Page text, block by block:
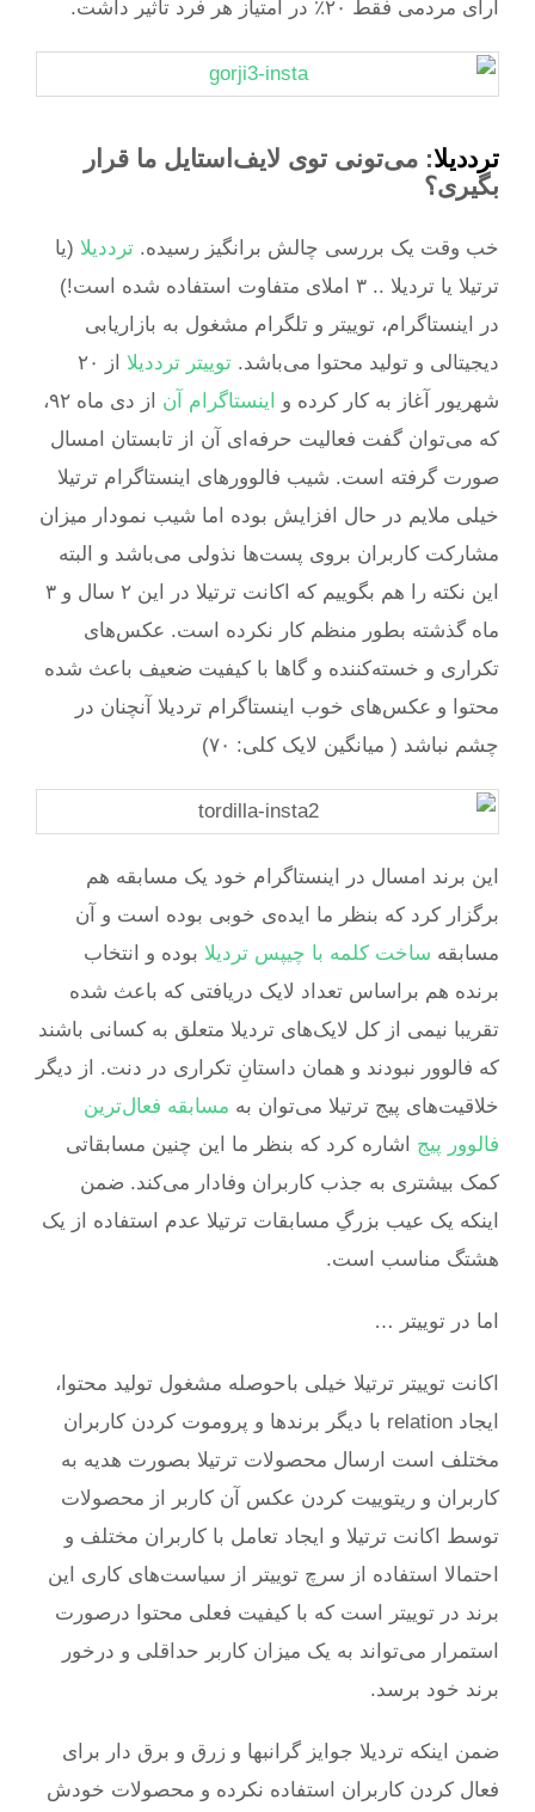
آرای مردمی فقط ۲۰٪ در امتیاز هر فرد تاثیر داشت.
ترددیلا: می‌تونی توی لایف‌استایل ما قرار
بگیری؟
خب وقت یک بررسی چالش برانگیز رسیده.ترددیلا(یا
ترتیلا یا تردیلا .. ۳ املای متفاوت استفاده شده است!)
در اینستاگرام، توییتر و تلگرام مشغول به بازاریابی
دیجیتالی و تولید محتوا می‌باشد.توییتر ترددیلا
از ۲۰
شهریور آغاز به کار کرده واینستاگرام آن
از دی ماه ۹۲،
که می‌توان گفت فعالیت حرفه‌ای آن از تابستان امسال
صورت گرفته است. شیب فالوورهای اینستاگرام ترتیلا
خیلی ملایم در حال افزایش بوده اما شیب نمودار میزان
مشارکت کاربران بروی پست‌ها نذولی می‌باشد و البته
این نکته را هم بگوییم که اکانت ترتیلا در این ۲ سال و ۳
ماه گذشته بطور منظم کار نکرده است. عکس‌های
تکراری و خسته‌کننده و گاها با کیفیت ضعیف باعث شده
محتوا و عکس‌های خوب اینستاگرام تردیلا آنچنان در
چشم نباشد ( میانگین لایک کلی: ۷۰)
این برند امسال در اینستاگرام خود یک مسابقه هم
برگزار کرد که بنظر ما ایده‌ی خوبی بوده است و آن
مسابقهساخت کلمه با چیپس تردیلابوده و انتخاب
برنده هم براساس تعداد لایک دریافتی که باعث شده
تقریبا نیمی از کل لایک‌های تردیلا متعلق به کسانی باشند
که فالوور نبودند و همان داستانِ تکراری در دنت. از دیگر
خلاقیت‌های پیج ترتیلا می‌توان بهمسابقه فعال‌ترین
فالوور پیجاشاره کرد که بنظر ما این چنین مسابقاتی
کمک بیشتری به جذب کاربران وفادار می‌کند. ضمن
اینکه یک عیب بزرگِ مسابقات ترتیلا عدم استفاده از یک
هشتگ مناسب است.
اما در توییتر …
اکانت توییتر ترتیلا خیلی باحوصله مشغول تولید محتوا،
ایجاد relation با دیگر برندها و پروموت کردن کاربران
مختلف است ارسال محصولات ترتیلا بصورت هدیه به
کاربران و ریتوییت کردن عکس آن کاربر از محصولات
توسط اکانت ترتیلا و ایجاد تعامل با کاربران مختلف و
احتمالا استفاده از سرچ توییتر از سیاست‌های کاری این
برند در توییتر است که با کیفیت فعلی محتوا درصورت
استمرار می‌تواند به یک میزان کاربر حداقلی و درخور
برند خود برسد.
ضمن اینکه تردیلا جوایز گرانبها و زرق و برق دار برای
فعال کردن کاربران استفاده نکرده و محصولات خودش